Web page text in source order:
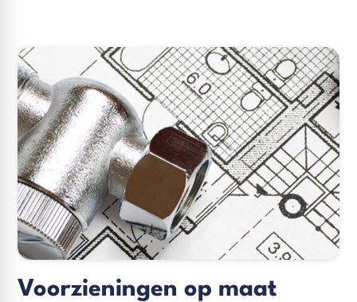
Voorzieningen op maat